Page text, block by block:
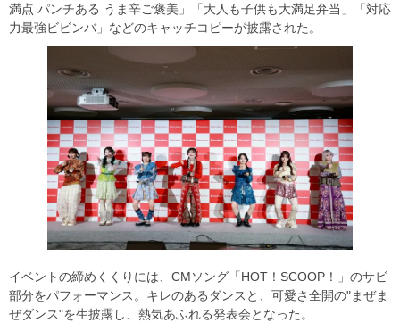
満点 パンチある うま辛ご褒美」「大人も子供も大満足弁当」「対応
力最強ビビンバ」などのキャッチコピーが披露された。
イベントの締めくくりには、CMソング「HOT！SCOOP！」のサビ
部分をパフォーマンス。キレのあるダンスと、可愛さ全開の"まぜま
ぜダンス"を生披露し、熱気あふれる発表会となった。